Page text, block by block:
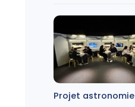
Projet astronomie